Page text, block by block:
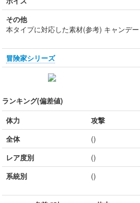
その他
本タイプに対応した素材(参考) キャンデー
冒険家シリーズ
ランキング(偏差値)
体力
攻撃
全体
()
レア度別
()
系統別
()